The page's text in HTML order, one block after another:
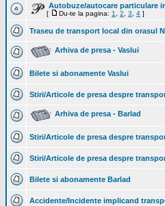
Autobuze/autocare particulare
[ Du-te la pagina: 1 2 3 4 ]
Traseu de transport local din orasul
Arhiva de presa - Vaslui
Bilete si abonamente Vaslui
Stiri/Articole de presa despre
Arhiva de presa - Barlad
Stiri/Articole de presa despre
Stiri/Articole de presa despre
Bilete si abonamente Barlad
Accidente/Incidente implicand